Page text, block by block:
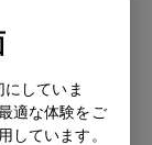
していま
適な体験をご
しています。